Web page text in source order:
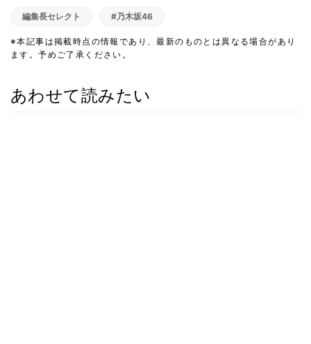
編集長セレクト #乃木坂46
※本記事は掲載時点の情報であり、最新のものとは異なる場合があり
ます。予めご了承ください。
あわせて読みたい